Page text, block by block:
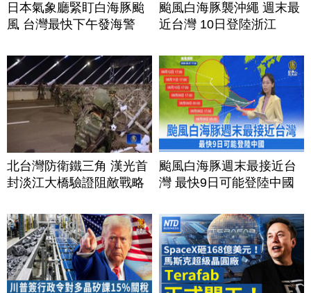
日本氣象廳緊盯白海豚颱
風 台灣最快下午發海警
颱風白海豚襲沖繩 週末最
近台灣 10日登陸浙江
北台灣防衛鐵三角 漢光首
封淡江大橋驗證阻敵戰略
颱風白海豚週末最接近台
灣 最快9日可能登陸中國